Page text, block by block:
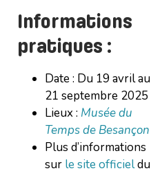
Informations
pratiques :
Date : Du 19 avril au
21 septembre 2025
Lieux : Musée du
Temps de Besançon
Plus d’informations
sur le site officieldu